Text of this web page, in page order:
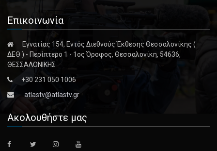
Επικοινωνία
Εγνατίας 154, Εντός Διεθνούς Έκθεσης Θεσσαλονίκης (
ΔΕΘ ) - Περίπτερο 1 - 1ος Όροφος, Θεσσαλονίκη, 54636,
ΘΕΣΣΑΛΟΝΙΚΗΣ
+30 231 050 1006
atlastv@atlastv.gr
Ακολουθήστε μας